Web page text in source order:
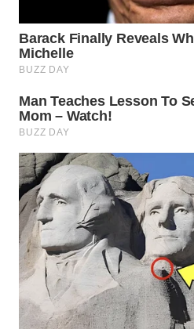
WN
SEMARANG
WN
SOLO
WN
BOROBUDUR
WN
MADURA
WN
SURABAYA